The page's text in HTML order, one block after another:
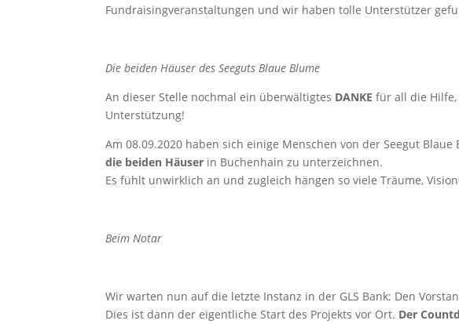
Fundraisingveranstaltungen und wir haben tolle Unterstützer
Die beiden Häuser des Seeguts Blaue Blume
An dieser Stelle nochmal ein überwältigtes DANKE für all die Hilfe,
Unterstützung!
Am 08.09.2020 haben sich einige Menschen von der Seegut
die beiden Häuser in Buchenhain zu unterzeichnen.
Es fühlt unwirklich an und zugleich hängen so viele Träume,
Beim Notar
Wir warten nun auf die letzte Instanz in der GLS Bank: Den
Dies ist dann der eigentliche Start des Projekts vor Ort. Der